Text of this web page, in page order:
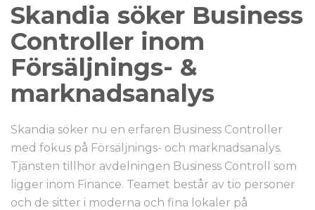
Skandia söker Business
Controller inom
Försäljnings- &
marknadsanalys
Skandia söker nu en erfaren Business Controller
med fokus på Försäljnings- och marknadsanalys.
Tjänsten tillhör avdelningen Business Controll som
ligger inom Finance. Teamet består av tio personer
och de sitter i moderna och fina lokaler på